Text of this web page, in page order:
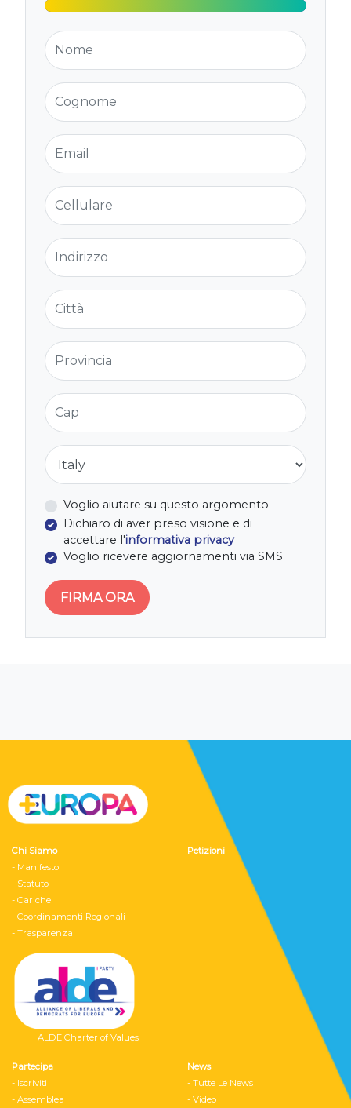
Nome
Cognome
Email
Cellulare
Indirizzo
Città
Provincia
Cap
Nazione
Voglio aiutare su questo argomento
Dichiaro di aver preso visione e di
accettare l'informativa privacy
Voglio ricevere aggiornamenti via SMS
Chi Siamo
- Manifesto
- Statuto
- Cariche
- Coordinamenti Regionali
- Trasparenza
ALDE Charter of Values
Petizioni
Partecipa
- Iscriviti
- Assemblea
News
- Tutte Le News
- Video